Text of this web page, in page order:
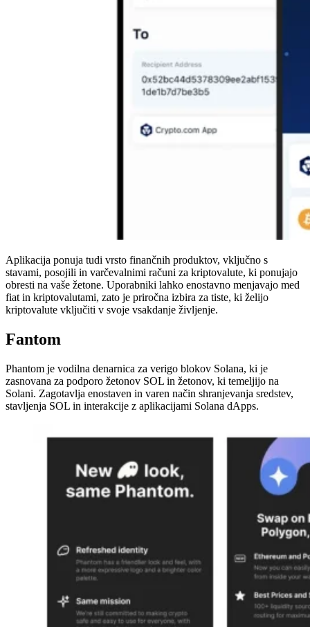
Aplikacija ponuja tudi vrsto finančnih produktov, vključno s
stavami, posojili in varčevalnimi računi za kriptovalute, ki ponujajo
obresti na vaše žetone. Uporabniki lahko enostavno menjavajo med
fiat in kriptovalutami, zato je priročna izbira za tiste, ki želijo
kriptovalute vključiti v svoje vsakdanje življenje.
Fantom
Phantom je vodilna denarnica za verigo blokov Solana, ki je
zasnovana za podporo žetonov SOL in žetonov, ki temeljijo na
Solani. Zagotavlja enostaven in varen način shranjevanja sredstev,
stavljenja SOL in interakcije z aplikacijami Solana dApps.